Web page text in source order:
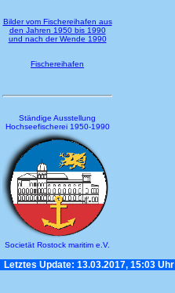
Bilder vom Fischereihafen aus
den Jahren 1950 bis 1990
und nach der Wende 1990
Fischereihafen
Ständige Ausstellung
Hochseefischerei 1950-1990
Societät Rostock maritim e.V.
Letztes Update: 13.03.2017, 15:03 Uhr